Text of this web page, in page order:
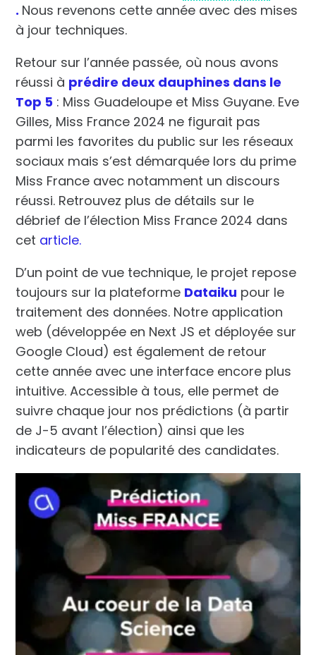
. Nous revenons cette année avec des mises
à jour techniques.
Retour sur l’année passée, où nous avons
réussi à prédire deux dauphines dans le
Top 5 : Miss Guadeloupe et Miss Guyane. Eve
Gilles, Miss France 2024 ne figurait pas
parmi les favorites du public sur les réseaux
sociaux mais s’est démarquée lors du prime
Miss France avec notamment un discours
réussi. Retrouvez plus de détails sur le
débrief de l’élection Miss France 2024 dans
cet article.
D’un point de vue technique, le projet repose
toujours sur la plateforme Dataiku pour le
traitement des données. Notre application
web (développée en Next JS et déployée sur
Google Cloud) est également de retour
cette année avec une interface encore plus
intuitive. Accessible à tous, elle permet de
suivre chaque jour nos prédictions (à partir
de J-5 avant l’élection) ainsi que les
indicateurs de popularité des candidates.